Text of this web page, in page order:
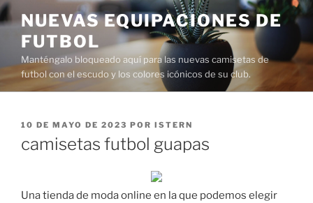
Saltar
al
contenido
NUEVAS EQUIPACIONES DE
FUTBOL
Manténgalo bloqueado aquí para las nuevas camisetas de
futbol con el escudo y los colores icónicos de su club.
PUBLICADO
10 DE MAYO DE 2023 POR ISTERN
camisetas futbol guapas
Una tienda de moda online en la que podemos elegir